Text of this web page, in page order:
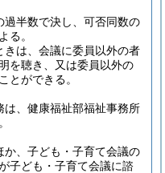
半数で決し、可否同数の
る。
は、会議に委員以外の者
を聴き、又は委員以外の
とができる。
、健康福祉部福祉事務所
か、子ども・子育て会議の
子ども・子育て会議に諮